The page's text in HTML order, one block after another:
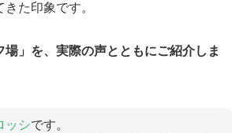
た印象です。
」を、実際の声とともにご紹介しま
ッシです。